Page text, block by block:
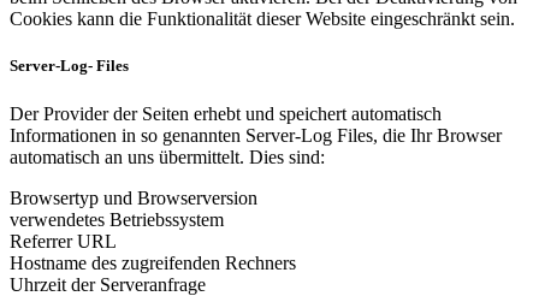
Cookies kann die Funktionalität dieser Website eingeschränkt sein.
Server-Log- Files
Der Provider der Seiten erhebt und speichert automatisch
Informationen in so genannten Server-Log Files, die Ihr Browser
automatisch an uns übermittelt. Dies sind:
Browsertyp und Browserversion
verwendetes Betriebssystem
Referrer URL
Hostname des zugreifenden Rechners
Uhrzeit der Serveranfrage